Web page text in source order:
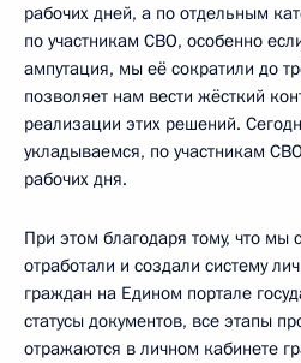
рабочих дней, а по отдельным
по участникам СВО, особенно
ампутация, мы её сократили до
позволяет нам вести жёсткий
реализации этих решений.
укладываемся, по участникам
рабочих дня.
При этом благодаря тому, что
отработали и создали систему
граждан на Едином портале
статусы документов, все этапы
отражаются в личном кабинете